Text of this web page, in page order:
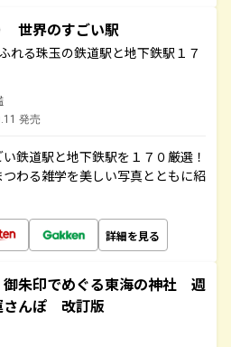
世界のすごい駅
れる珠玉の鉄道駅と地下鉄駅１７
発売
鉄道駅と地下鉄駅を１７０厳選！
わる雑学を美しい写真とともに紹
詳細を見る
朱印でめぐる東海の神社 週
さんぽ 改訂版